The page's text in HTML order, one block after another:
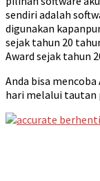
sendiri adalah
digunakan
sejak tahun 20
Award sejak tahun
Anda bisa
hari melalui tautan